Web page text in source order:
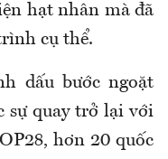
hạt nhân mà đã
cụ thể.
dấu bước ngoặt
sự quay trở lại với
hơn 20 quốc